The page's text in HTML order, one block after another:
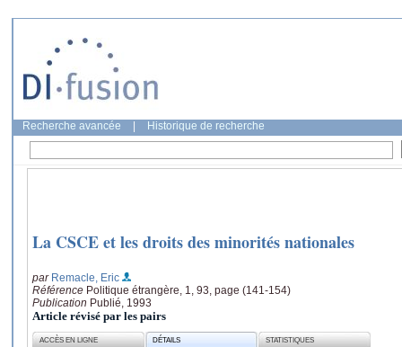
Recherche avancée Historique de recherche
La CSCE et les droits des minorités nationales
par Remacle, Eric
Référence Politique étrangère, 1, 93, page (141-154)
Publication Publié, 1993
Article révisé par les pairs
ACCÈS EN LIGNE DÉTAILS STATISTIQUES